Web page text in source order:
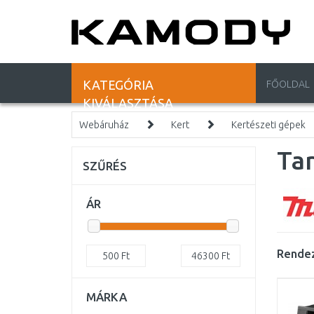
KATEGÓRIA
KIVÁLASZTÁSA
FŐOLDAL
Webáruház Kert Kertészeti gépek
SZŰRÉS
ÁR
500 Ft 46300 Ft
MÁRKA